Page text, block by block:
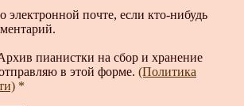
почте, если кто-нибудь
пианистки на сбор и хранение
в этой форме. (Политика
*